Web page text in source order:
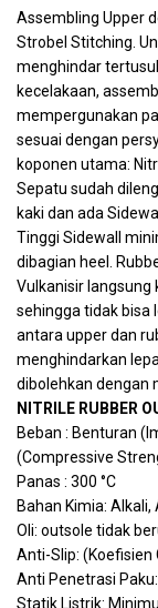
Assembling Upper
Strobel Stitching.
menghindar
kecelakaan,
mempergunakan
sesuai dengan
koponen utama:
Sepatu sudah
kaki dan ada
Tinggi Sidewall
dibagian heel.
Vulkanisir langsung
sehingga tidak bisa
antara upper dan
menghindarkan
dibolehkan dengan
NITRILE RUBBER
Beban : Benturan
(Compressive
Panas : 300 °C
Bahan Kimia:
Oli: outsole tidak
Anti-Slip: (Koefisien
Anti Penetrasi Paku:
Statik Listrik: